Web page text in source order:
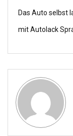
Das Auto selbst
mit Autolack